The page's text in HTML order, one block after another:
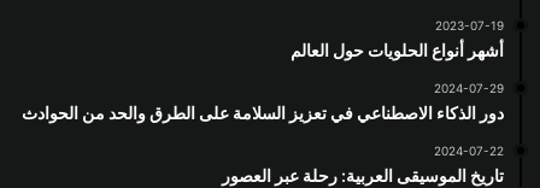
2023-07-19
أشهر أنواع الحلويات حول العالم
2024-07-29
دور الذكاء الاصطناعي في تعزيز السلامة على الطرق والحد من الحوادث
2024-07-22
تاريخ الموسيقى العربية: رحلة عبر العصور